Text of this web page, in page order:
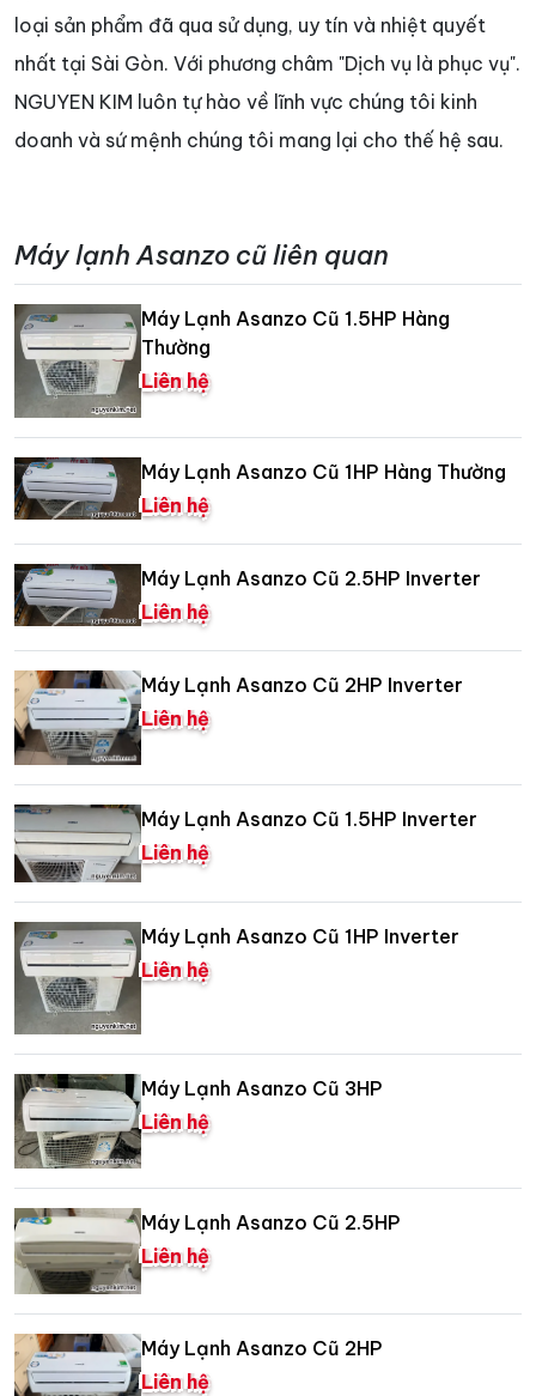
loại sản phẩm đã qua sử dụng, uy tín và nhiệt quyết
nhất tại Sài Gòn. Với phương châm "Dịch vụ là phục vụ".
NGUYEN KIM luôn tự hào về lĩnh vực chúng tôi kinh
doanh và sứ mệnh chúng tôi mang lại cho thế hệ sau.
Máy lạnh Asanzo cũ liên quan
Máy Lạnh Asanzo Cũ 1.5HP Hàng
Thường
Liên hệ
Máy Lạnh Asanzo Cũ 1HP Hàng Thường
Liên hệ
Máy Lạnh Asanzo Cũ 2.5HP Inverter
Liên hệ
Máy Lạnh Asanzo Cũ 2HP Inverter
Liên hệ
Máy Lạnh Asanzo Cũ 1.5HP Inverter
Liên hệ
Máy Lạnh Asanzo Cũ 1HP Inverter
Liên hệ
Máy Lạnh Asanzo Cũ 3HP
Liên hệ
Máy Lạnh Asanzo Cũ 2.5HP
Liên hệ
Máy Lạnh Asanzo Cũ 2HP
Liên hệ